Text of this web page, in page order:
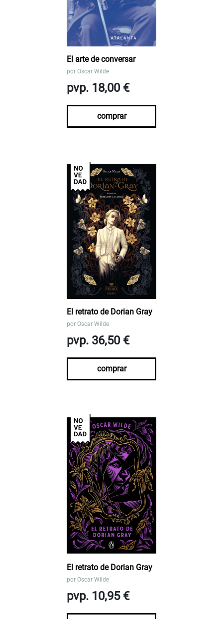
El arte de conversar
por Oscar Wilde
pvp. 18,00 €
comprar
El retrato de Dorian Gray
por Oscar Wilde
pvp. 36,50 €
comprar
El retrato de Dorian Gray
por Oscar Wilde
pvp. 10,95 €